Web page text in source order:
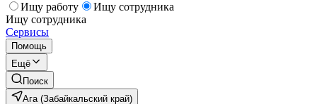
Ищу работу
Ищу сотрудника
Ищу сотрудника
Сервисы
Помощь
Ещё
Поиск
Ага (Забайкальский край)